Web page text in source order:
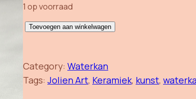
1 op voorraad
W
e
r
Toevoegen aan winkelwagen
Category: Waterkan
Tags: Jolien Art, Keramiek, kunst,